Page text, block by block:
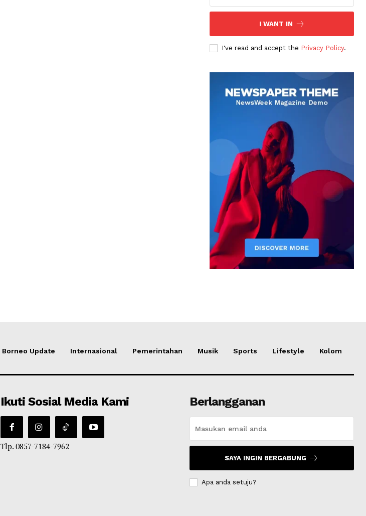
I WANT IN
I've read and accept the Privacy Policy.
Borneo Update Internasional Pemerintahan Musik Sports Lifestyle Kolom
Ikuti Sosial Media Kami
Tlp. 0857-7184-7962
Berlangganan
SAYA INGIN BERGABUNG
Apa anda setuju?